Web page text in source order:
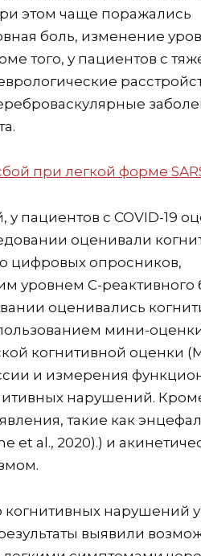
этом чаще поражались
боль, изменение
того, у пациентов с
пациентов с COVID-19
оценивали
цифровых опросников,
уровнем С-реактивного
оценивались
мини-
когнитивной оценки
и измерения
нарушений.
такие как
et al., 2020).) и
когнитивных нарушений у
выявили